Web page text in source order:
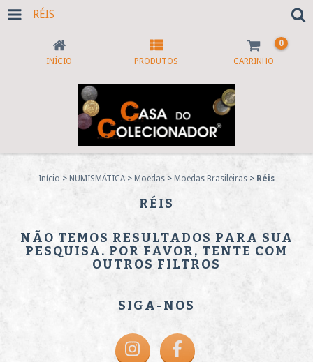
RÉIS
INÍCIO PRODUTOS CARRINHO
0
Início > NUMISMÁTICA > Moedas > Moedas Brasileiras > Réis
RÉIS
NÃO TEMOS RESULTADOS PARA SUA
PESQUISA. POR FAVOR, TENTE COM
OUTROS FILTROS
SIGA-NOS